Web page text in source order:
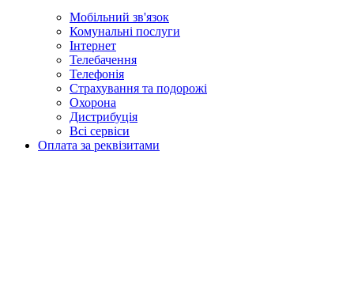
Мобільний зв'язок
Комунальні послуги
Інтернет
Телебачення
Телефонія
Страхування та подорожі
Охорона
Дистрибуція
Всі сервіси
Оплата за реквізитами